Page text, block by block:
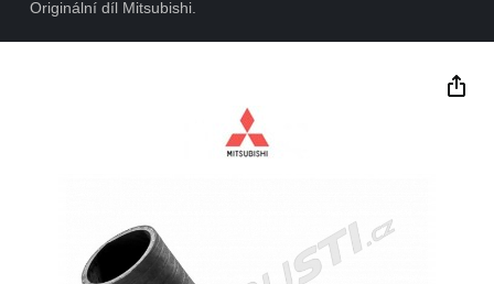
Originální díl Mitsubishi.